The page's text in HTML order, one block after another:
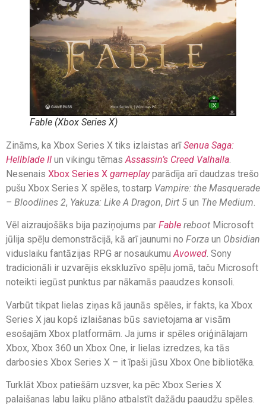
Fable (Xbox Series X)
Zināms, ka Xbox Series X tiks izlaistas arīSenua Saga:
Hellblade II un vikingu tēmas Assassin’s Creed Valhalla
Nesenais Xbox Series X gameplayparādīja arī daudzas trešo
pušu Xbox Series X spēles, tostarp Vampire: the Masquerade
– Bloodlines 2, Yakuza: Like A Dragon, Dirt 5 un The Medium
Vēl aizraujošāks bija paziņojums par Fable reboot Microsoft
jūlija spēļu demonstrācijā, kā arī jaunumi no Forza un Obsidian
viduslaiku fantāzijas RPG ar nosaukumuAvowed. Sony
tradicionāli ir uzvarējis ekskluzīvo spēļu jomā, taču Microsoft
noteikti iegūst punktus par nākamās paaudzes konsoli.
Varbūt tikpat lielas ziņas kā jaunās spēles, ir fakts, ka Xbox
Series X jau kopš izlaišanas būs savietojama ar visām
esošajām Xbox platformām. Ja jums ir spēles oriģinālajam
Xbox, Xbox 360 un Xbox One, ir lielas izredzes, ka tās
darbosies Xbox Series X – it īpaši jūsu Xbox One bibliotēka.
Turklāt Xbox patiešām uzsver, ka pēc Xbox Series X
palaišanas labu laiku plāno atbalstīt dažādu paaudžu spēles.